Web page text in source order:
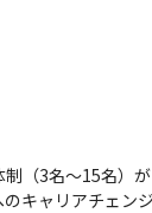
（3名～15名）が
キャリアチェン